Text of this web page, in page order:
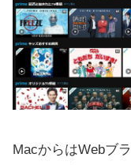
MacからはWebブ